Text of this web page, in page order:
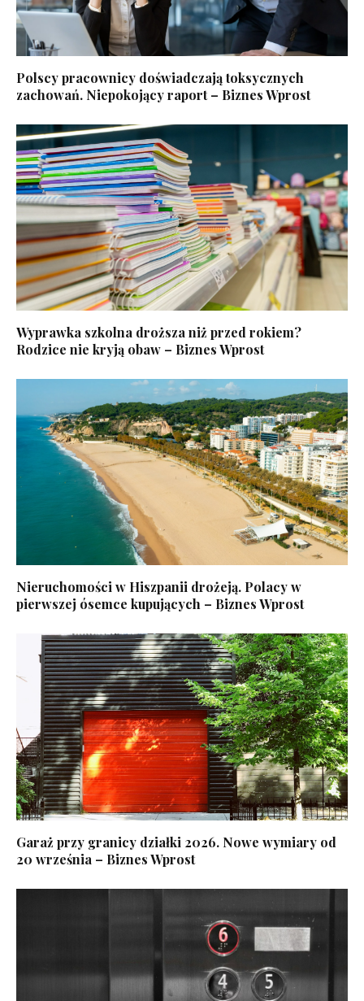
Polscy pracownicy doświadczają toksycznych
zachowań. Niepokojący raport – Biznes Wprost
Wyprawka szkolna droższa niż przed rokiem?
Rodzice nie kryją obaw – Biznes Wprost
Nieruchomości w Hiszpanii drożeją. Polacy w
pierwszej ósemce kupujących – Biznes Wprost
Garaż przy granicy działki 2026. Nowe wymiary od
20 września – Biznes Wprost